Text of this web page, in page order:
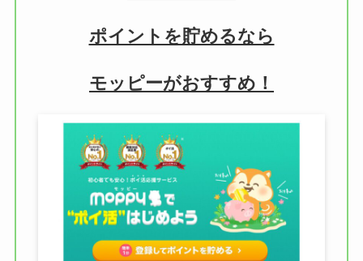
ポイントを貯めるなら
モッピーがおすすめ！